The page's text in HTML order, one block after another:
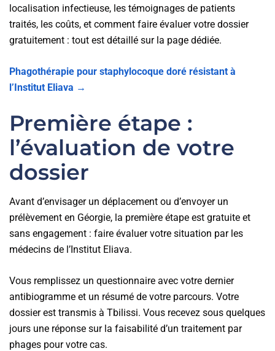
localisation infectieuse, les témoignages de patients
traités, les coûts, et comment faire évaluer votre dossier
gratuitement : tout est détaillé sur la page dédiée.
Phagothérapie pour staphylocoque doré résistant à
l’Institut Eliava →
Première étape :
l’évaluation de votre
dossier
Avant d’envisager un déplacement ou d’envoyer un
prélèvement en Géorgie, la première étape est gratuite et
sans engagement : faire évaluer votre situation par les
médecins de l’Institut Eliava.
Vous remplissez un questionnaire avec votre dernier
antibiogramme et un résumé de votre parcours. Votre
dossier est transmis à Tbilissi. Vous recevez sous quelques
jours une réponse sur la faisabilité d’un traitement par
phages pour votre cas.